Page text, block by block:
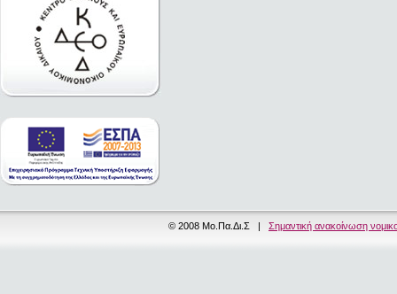
© 2008 Μο.Πα.Δι.Σ | Σημαντική ανακοίνωση